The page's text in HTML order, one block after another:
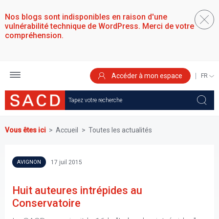
au
contenu
principal
Nos blogs sont indisponibles en raison d'une
vulnérabilité technique de WordPress. Merci de votre
compréhension.
Accéder à mon espace
YOUR
Vous êtes ici Accueil Toutes les actualités
AVIGNON 17 juil 2015
Huit auteures intrépides au
Conservatoire